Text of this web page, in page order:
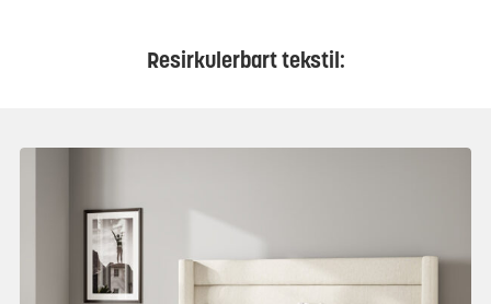
Resirkulerbart tekstil: